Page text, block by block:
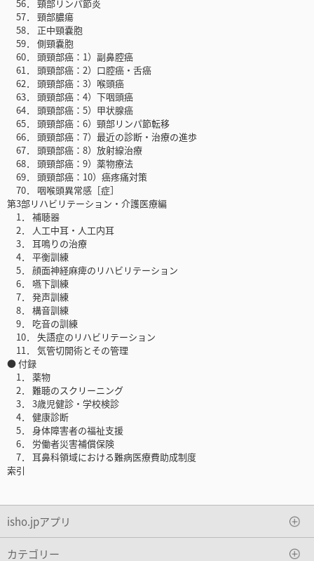
56． 頸部リンパ節炎
57． 頸部膿瘍
58． 正中頸嚢胞
59． 側頸嚢胞
60． 頭頸部癌：1）副鼻腔癌
61． 頭頸部癌：2）口腔癌・舌癌
62． 頭頸部癌：3）喉頭癌
63． 頭頸部癌：4）下咽頭癌
64． 頭頸部癌：5）甲状腺癌
65． 頭頸部癌：6）頸部リンパ節転移
66． 頭頸部癌：7）最近の診断・治療の進歩
67． 頭頸部癌：8）放射線治療
68． 頭頸部癌：9）薬物療法
69． 頭頸部癌：10）癌疼痛対策
70． 咽喉頭異常感［症］
第3部リハビリテーション・介護医療編
1． 補聴器
2． 人工中耳・人工内耳
3． 耳鳴りの治療
4． 平衡訓練
5． 顔面神経麻痺のリハビリテーション
6． 嚥下訓練
7． 発声訓練
8． 構音訓練
9． 吃音の訓練
10． 失語症のリハビリテーション
11． 気管切開術とその管理
● 付録
1． 薬物
2． 難聴のスクリーニング
3． 3歳児健診・学校検診
4． 健康診断
5． 身体障害者の福祉支援
6． 労働者災害補償保険
7． 耳鼻科領域における難病医療費助成制度
索引
isho.jpアプリ
カテゴリー